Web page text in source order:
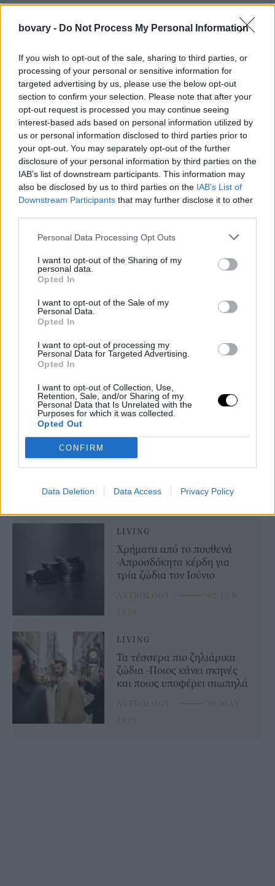
bovary - Do Not Process My Personal Information
If you wish to opt-out of the sale, sharing to third parties, or
processing of your personal or sensitive information for
targeted advertising by us, please use the below opt-out
section to confirm your selection. Please note that after your
opt-out request is processed you may continue seeing
interest-based ads based on personal information utilized by
us or personal information disclosed to third parties prior to
your opt-out. You may separately opt-out of the further
disclosure of your personal information by third parties on the
IAB’s list of downstream participants. This information may
also be disclosed by us to third parties on the IAB’s List of
Downstream Participants that may further disclose it to other
Personal Data Processing Opt Outs
I want to opt-out of the Sharing of my
personal data.
Opted In
I want to opt-out of the Sale of my
Personal Data.
Opted In
I want to opt-out of processing my
Personal Data for Targeted Advertising.
Opted In
I want to opt-out of Collection, Use,
Retention, Sale, and/or Sharing of my
Personal Data that Is Unrelated with the
Purposes for which it was collected.
Opted Out
CONFIRM
Data Deletion Data Access Privacy Policy
Ζυγός
Η επαγγελματική ζωή των Ζυγών αρχίζει να σταθεροποιείται
και να αποδίδει καρπούς. Μπορεί να υπάρξει αναγνώριση,
καριέρας.
Αιγόκερως
Οι Αιγόκεροι λαμβάνουν στήριξη στις σχέσεις και τις
συνεργασίες τους. Μια σημαντική γνωριμία ή ενίσχυση ενός
υπάρχοντος δεσμού είναι πιθανή μέχρι τα τέλη Ιουνίου.
Οι Κριοί ευνοούνται σε θέματα σπιτιού και ακίνητης
εξελιχθούν θετικά και πιο εύκολα από το αναμενόμενο.
Πέντε ζώδια που θα δεχτούν
μια ευχάριστη έκπληξη πριν
από το τέλος της εβδομάδας
ASTROLOGY ⸻
03 JUN
LIVING
Χρήματα από το πουθενά
-Απροσδόκητα κέρδη για
τρία ζώδια τον Ιούνιο
ASTROLOGY ⸻ 02 JUN
2026
LIVING
Τα τέσσερα πιο ζηλιάρικα
ζώδια -Ποιος κάνει σκηνές
και ποιος υποφέρει σιωπηλά
ASTROLOGY ⸻ 30 MAY
2026